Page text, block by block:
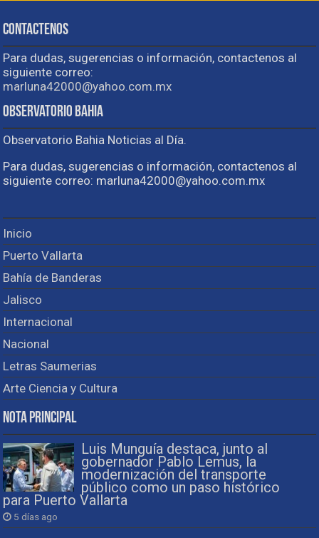
Contactenos
Para dudas, sugerencias o información, contactenos al
siguiente correo:
marluna42000@yahoo.com.mx
Observatorio Bahia
Observatorio Bahia Noticias al Día.
Para dudas, sugerencias o información, contactenos al
siguiente correo: marluna42000@yahoo.com.mx
Inicio
Puerto Vallarta
Bahía de Banderas
Jalisco
Internacional
Nacional
Letras Saumerias
Arte Ciencia y Cultura
Nota Principal
Luis Munguía destaca, junto al
gobernador Pablo Lemus, la
modernización del transporte
público como un paso histórico
para Puerto Vallarta
5 días ago